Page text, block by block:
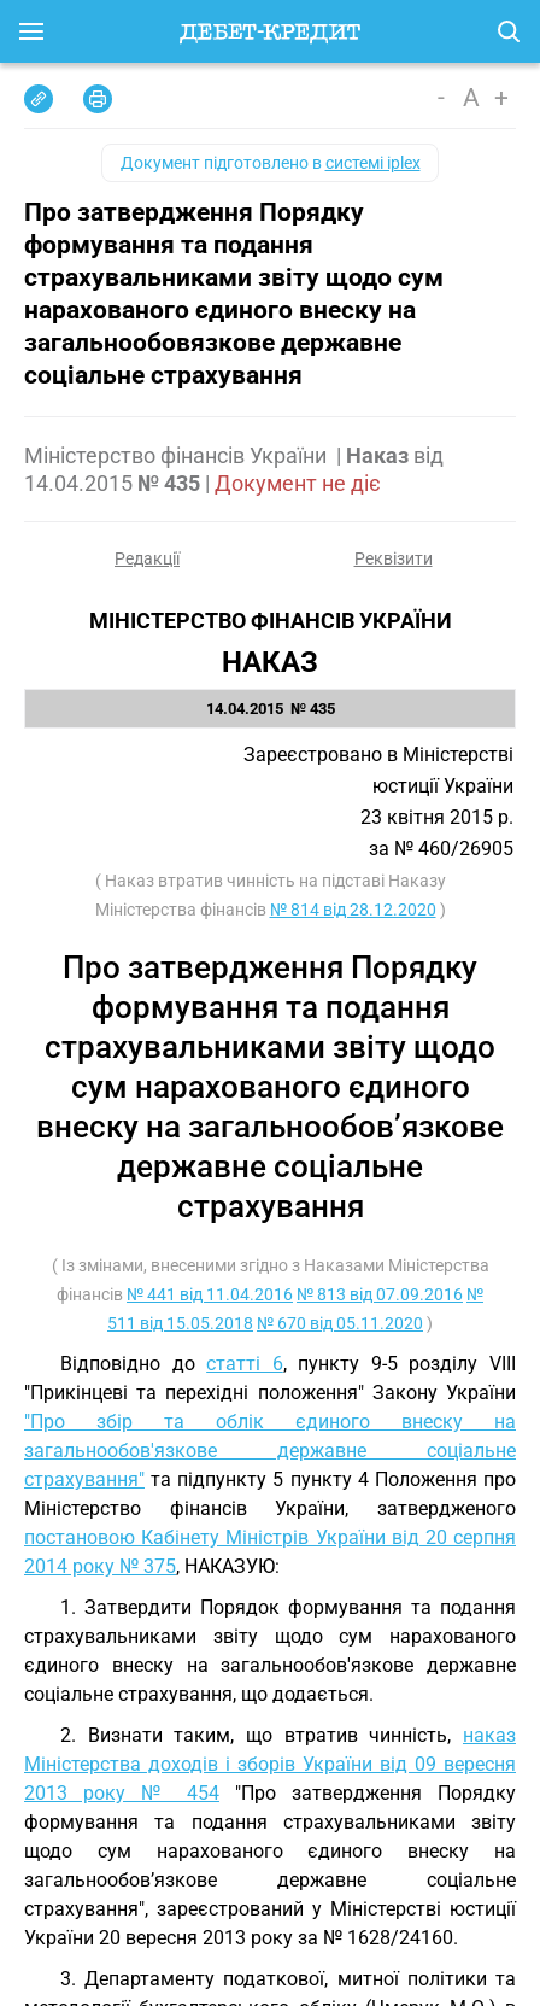
- A +
Документ підготовлено всистемі iplex
Про затвердження Порядку
формування та подання
страхувальниками звіту щодо сум
нарахованого єдиного внеску на
загальнообовязкове державне
соціальне страхування
Міністерство фінансів України | Наказ від
14.04.2015 № 435 | Документ не діє
Редакції Реквізити
МІНІСТЕРСТВО ФІНАНСІВ УКРАЇНИ
НАКАЗ
14.04.2015 № 435
Зареєстровано в Міністерстві
юстиції України
23 квітня 2015 р.
за № 460/26905
( Наказ втратив чинність на підставі Наказу
Міністерства фінансів № 814 від 28.12.2020 )
Про затвердження Порядку
формування та подання
страхувальниками звіту щодо
сум нарахованого єдиного
внеску на загальнообов’язкове
державне соціальне
страхування
( Із змінами, внесеними згідно з Наказами Міністерства
фінансів № 441 від 11.04.2016 № 813 від 07.09.2016 №
511 від 15.05.2018 № 670 від 05.11.2020 )
Відповідно достатті 6, пункту 9-5 розділу VIII
"Прикінцеві та перехідні положення" Закону України
"Про збір та облік єдиного внеску на
загальнообов'язкове державне соціальне
страхування" та підпункту 5 пункту 4 Положення про
Міністерство фінансів України, затвердженого
постановою Кабінету Міністрів України від 20 серпня
2014 року № 375, НАКАЗУЮ:
1. Затвердити Порядок формування та подання
страхувальниками звіту щодо сум нарахованого
єдиного внеску на загальнообов'язкове державне
соціальне страхування, що додається.
2. Визнати таким, що втратив чинність, наказ
Міністерства доходів і зборів України від 09 вересня
2013 року № 454 "Про затвердження Порядку
формування та подання страхувальниками звіту
щодо сум нарахованого єдиного внеску на
загальнообов’язкове державне соціальне
страхування", зареєстрований у Міністерстві юстиції
України 20 вересня 2013 року за № 1628/24160.
3. Департаменту податкової, митної політики та